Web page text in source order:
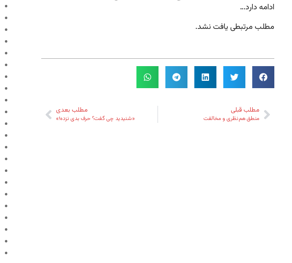
ادامه دارد…
مطلب مرتبطی یافت نشد.
مطلب قبلی
منطق هم‌نظری و مخالفت
مطلب بعدی
«شنیدید چی‌ گفت؟ حرف بدی نزده!»